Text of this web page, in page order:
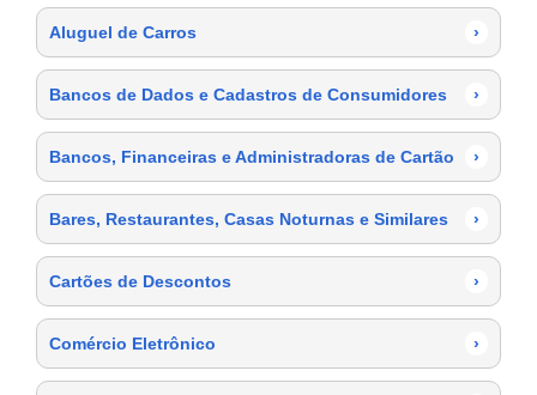
Aluguel de Carros ›
Bancos de Dados e Cadastros de Consumidores ›
Bancos, Financeiras e Administradoras de Cartão ›
Bares, Restaurantes, Casas Noturnas e Similares ›
Cartões de Descontos ›
Comércio Eletrônico ›